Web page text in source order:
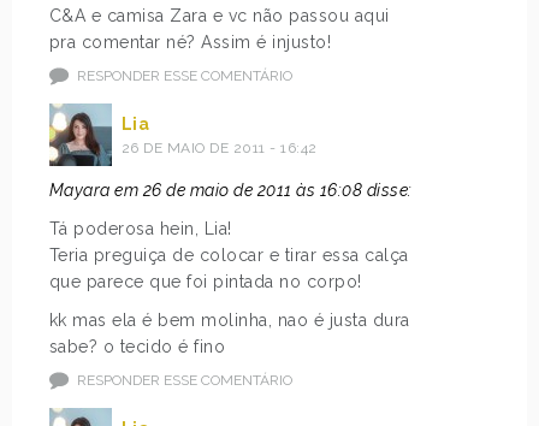
C&A e camisa Zara e vc não passou aqui
pra comentar né? Assim é injusto!
RESPONDER ESSE COMENTÁRIO
Lia
26 DE MAIO DE 2011 - 16:42
Mayara em 26 de maio de 2011 às 16:08 disse:
Tá poderosa hein, Lia!
Teria preguiça de colocar e tirar essa calça
que parece que foi pintada no corpo!
kk mas ela é bem molinha, nao é justa dura
sabe? o tecido é fino
RESPONDER ESSE COMENTÁRIO